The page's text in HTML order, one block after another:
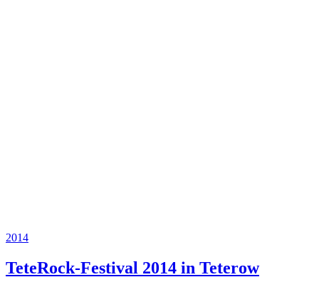
2014
TeteRock-Festival 2014 in Teterow